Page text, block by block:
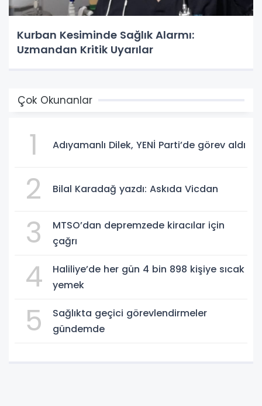
Kurban Kesiminde Sağlık Alarmı:
Uzmandan Kritik Uyarılar
Çok Okunanlar
1 Adıyamanlı Dilek, YENİ Parti’de görev aldı
2 Bilal Karadağ yazdı: Askıda Vicdan
3
MTSO’dan depremzede kiracılar için
çağrı
4
Haliliye’de her gün 4 bin 898 kişiye sıcak
yemek
5
Sağlıkta geçici görevlendirmeler
gündemde